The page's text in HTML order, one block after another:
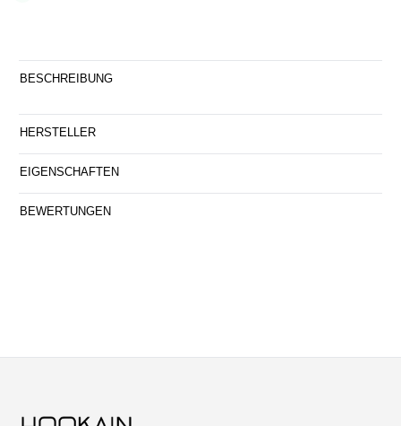
BESCHREIBUNG
HERSTELLER
EIGENSCHAFTEN
BEWERTUNGEN